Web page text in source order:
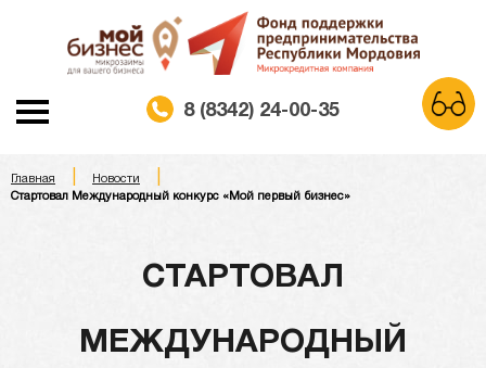
8 (8342) 24-00-35
Шрифт: A A A
Главная Новости
Стартовал Международный конкурс «Мой первый бизнес»
СТАРТОВАЛ
МЕЖДУНАРОДНЫЙ